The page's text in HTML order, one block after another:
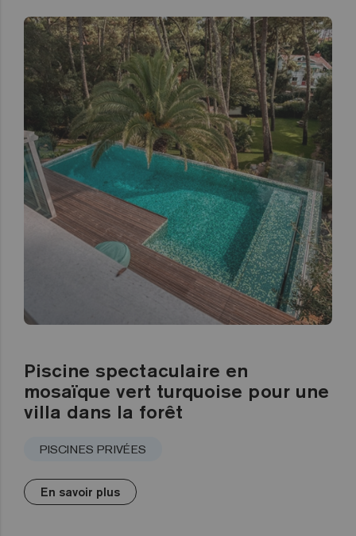
Piscine spectaculaire en
mosaïque vert turquoise pour une
villa dans la forêt
PISCINES PRIVÉES
En savoir plus